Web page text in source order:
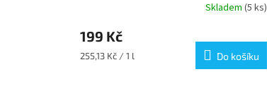
Skladem (5 ks)
199 Kč
Měrná
255,13 Kč / 1 l Do košíku